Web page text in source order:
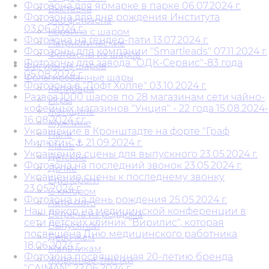
Выставка
Эко фотозона
Корзина с шаром
Патриотические
Фотозоны из шаров
Фигуры из шаров
Фольгированные шары
Капибара
Игры
Женщине
Мужчине
Папе
Маме
Детские
Дочке
Единороги
С юмором
Авто-мото
Встреча из роддома
Выпускной
Девочкам
Мальчикам
Животные, птички
Фотозона для ярмарке в парке 06.07.2024 г.
Фотозона для дня рождения Института
03.06.2024 г.
Фотозона на гендер-пати 13.07.2024 г.
Фотозоны для компании "Smartleads" 07.11.2024 г.
Фотозоны для завода "ОДК-Сервис"-83 года
05.08.2024 г.
Фотозона в "Лофт Холле" 03.10.2024 г.
Развоз 1000 шаров по 28 магазинам сети чайно-
кофейных магазинов "Унция" - 22 года 15.08.2024-
16.08.2024 г.г.
Украшение в Кронштадте на форте "Граф
Милютин"⚓ 21.09.2024 г.
Украшение сцены для выпускного 23.05.2024 г.
Фотозона на последний звонок 23.05.2024 г.
Украшение сцены к последнему звонку
23.05.2024 г.
Фотозона на день рождения 25.05.2024 г.
Наш декор на медицинской конференции в
сети детских клиник "Вирилис", которая
посвещена Дню медицинского работника
18.06.2024 г.
Фотозона посвященная 20-летию бренда